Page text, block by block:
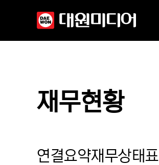
재무현황
연결요약재무상태표